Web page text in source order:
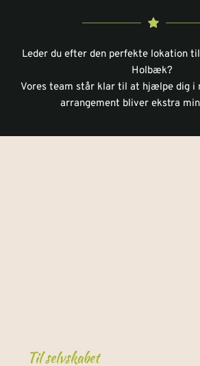
Leder du efter den perfekte lokation
Holbæk?
Vores team står klar til at hjælpe dig i
arrangement bliver ekstra
Til selvskabet